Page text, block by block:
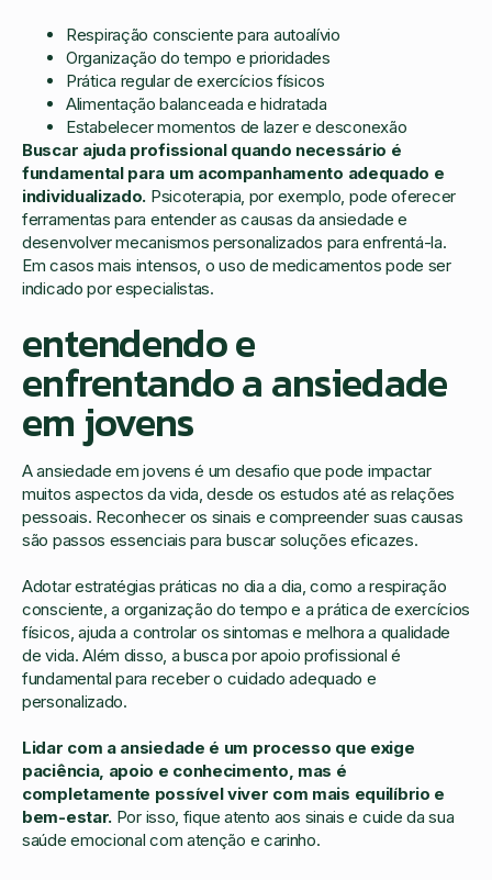
Respiração consciente para autoalívio
Organização do tempo e prioridades
Prática regular de exercícios físicos
Alimentação balanceada e hidratada
Estabelecer momentos de lazer e desconexão
Buscar ajuda profissional quando necessário é
fundamental para um acompanhamento adequado e
individualizado. Psicoterapia, por exemplo, pode oferecer
ferramentas para entender as causas da ansiedade e
desenvolver mecanismos personalizados para enfrentá-la.
Em casos mais intensos, o uso de medicamentos pode ser
indicado por especialistas.
entendendo e
enfrentando a ansiedade
em jovens
A ansiedade em jovens é um desafio que pode impactar
muitos aspectos da vida, desde os estudos até as relações
pessoais. Reconhecer os sinais e compreender suas causas
são passos essenciais para buscar soluções eficazes.
Adotar estratégias práticas no dia a dia, como a respiração
consciente, a organização do tempo e a prática de exercícios
físicos, ajuda a controlar os sintomas e melhora a qualidade
de vida. Além disso, a busca por apoio profissional é
fundamental para receber o cuidado adequado e
personalizado.
Lidar com a ansiedade é um processo que exige
paciência, apoio e conhecimento, mas é
completamente possível viver com mais equilíbrio e
bem-estar. Por isso, fique atento aos sinais e cuide da sua
saúde emocional com atenção e carinho.